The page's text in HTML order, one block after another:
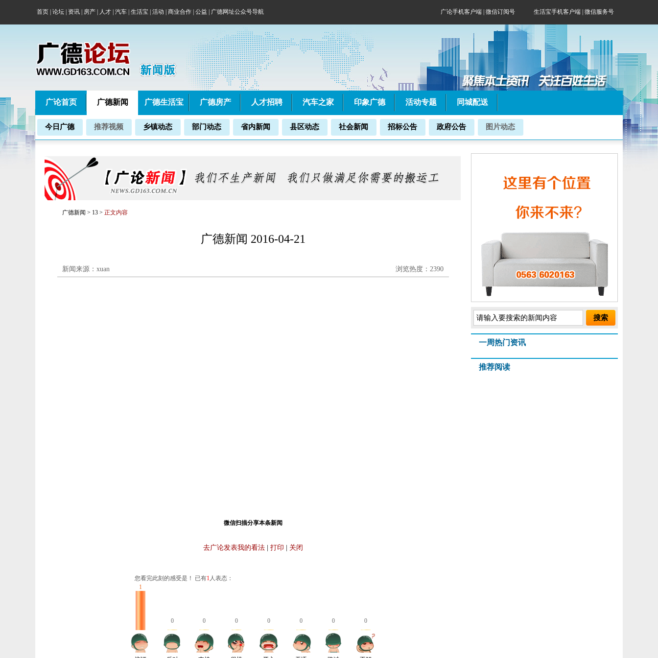
首页 论坛 资讯 房产 人才 汽车 生活宝 活动 商业合作 公益 广德网址公众号导航 广论手机客户端 微信订阅号 生活宝手机客户端 | 微信服务号
广论首页 广德新闻 广德生活宝 广德房产 人才招聘 汽车之家 印象广德 活动专题 同城配送
今日广德 推荐视频 乡镇动态 部门动态 省内新闻 县区动态 社会新闻 招标公告 政府公告 图片动态
广德新闻 > 13 > 正文内容
广德新闻 2016-04-21
新闻来源：xuan 浏览热度：2390
微信扫描分享本条新闻
去广论发表我的看法 打印 关闭
您看完此刻的感受是！ 已有1人表态：
1
0 0 0 0 0 0 0
一周热门资讯
推荐阅读